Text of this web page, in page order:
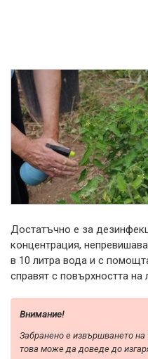
Достатъчно е за
концентрация,
в 10 литра вода и с
справят с повърхността на
Внимание!
Забранено е извършването на
това може да доведе до